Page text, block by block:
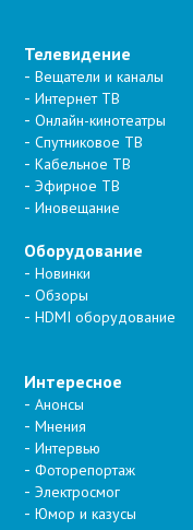
Телевидение
Вещатели и каналы
Интернет ТВ
Онлайн-кинотеатры
Спутниковое ТВ
Кабельное ТВ
Эфирное ТВ
Иновещание
Оборудование
Новинки
Обзоры
HDMI оборудование
Интересное
Анонсы
Мнения
Интервью
Фоторепортаж
Электросмог
Юмор и казусы